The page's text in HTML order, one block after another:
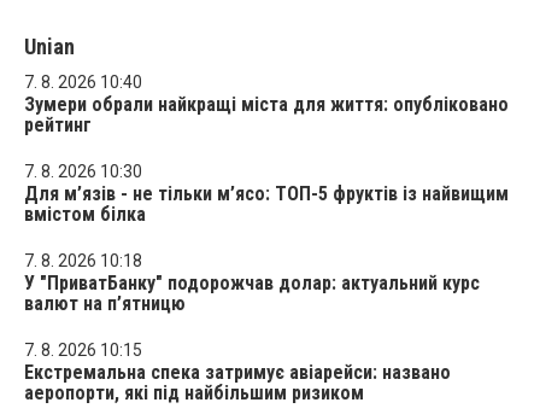
Unian
7. 8. 2026 10:40
Зумери обрали найкращі міста для життя: опубліковано
рейтинг
7. 8. 2026 10:30
Для м’язів - не тільки м’ясо: ТОП-5 фруктів із найвищим
вмістом білка
7. 8. 2026 10:18
У "ПриватБанку" подорожчав долар: актуальний курс
валют на п’ятницю
7. 8. 2026 10:15
Екстремальна спека затримує авіарейси: названо
аеропорти, які під найбільшим ризиком